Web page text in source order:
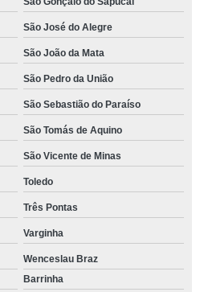
São José do Alegre
São João da Mata
São Pedro da União
São Sebastião do Paraíso
São Tomás de Aquino
São Vicente de Minas
Toledo
Três Pontas
Varginha
Wenceslau Braz
Barrinha